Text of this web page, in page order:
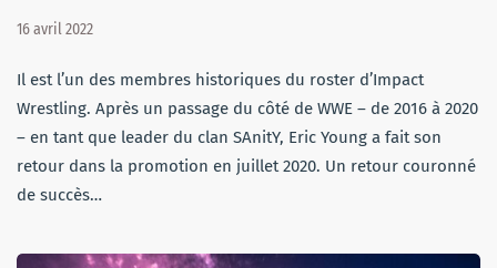
16 avril 2022
Il est l’un des membres historiques du roster d’Impact
Wrestling. Après un passage du côté de WWE – de 2016 à 2020
– en tant que leader du clan SAnitY, Eric Young a fait son
retour dans la promotion en juillet 2020. Un retour couronné
de succès…